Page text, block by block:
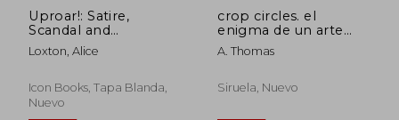
Uproar!: Satire,
Scandal and
Printmakers in
Georgian London (en
Loxton, Alice
Icon Books, Tapa Blanda,
Nuevo
crop circles. el
enigma de un arte
anonimo
A. Thomas
Siruela, Nuevo